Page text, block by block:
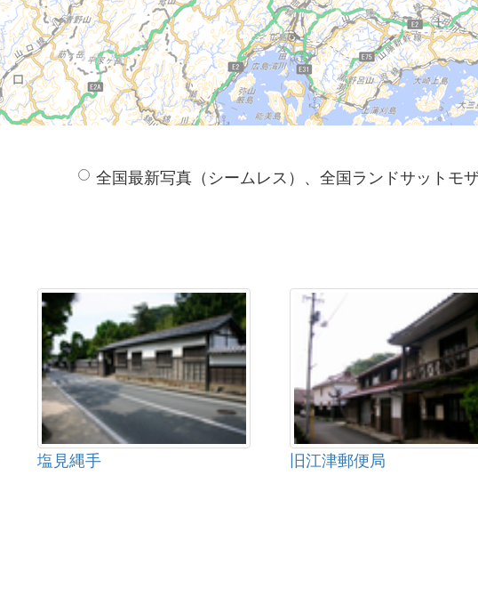
全国最新写真（シームレス）、全国ランドサットモ
塩見縄手 旧江津郵便局